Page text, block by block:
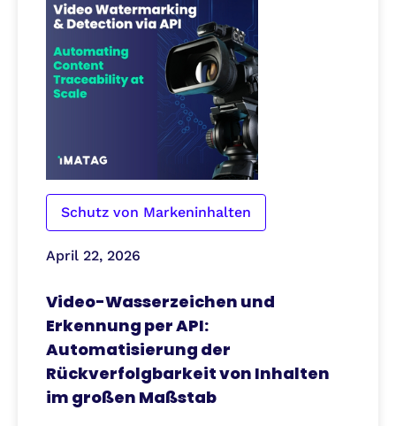
Schutz von Markeninhalten
April 22, 2026
Video-Wasserzeichen und
Erkennung per API:
Automatisierung der
Rückverfolgbarkeit von Inhalten
im großen Maßstab